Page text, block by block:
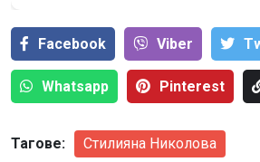
Facebook Viber
Whatsapp Pinterest
Тагове: Стилияна Николова